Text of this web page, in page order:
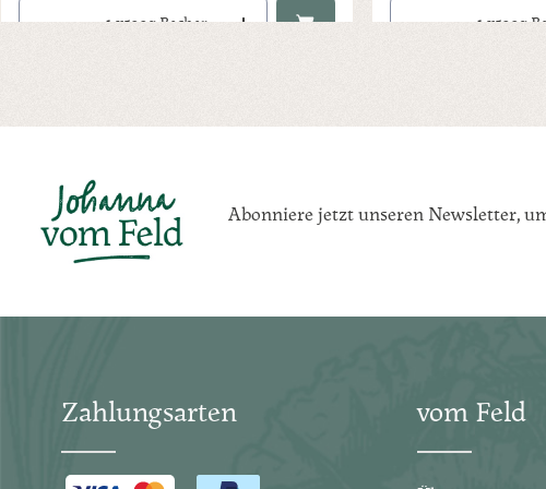
Produkt Anzahl: Gib den gewünschten Wert ein oder benutze die Schaltflächen
x500g Becher
Produkt Anzahl: Gib
x500g
Abonniere jetzt unseren Newsletter,
Zahlungsarten vom Feld